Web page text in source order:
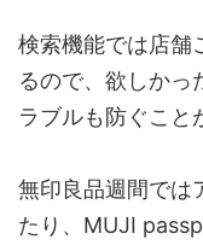
検索機能では店舗
るので、欲しかっ
ラブルも防ぐこと
無印良品週間では
たり、MUJI